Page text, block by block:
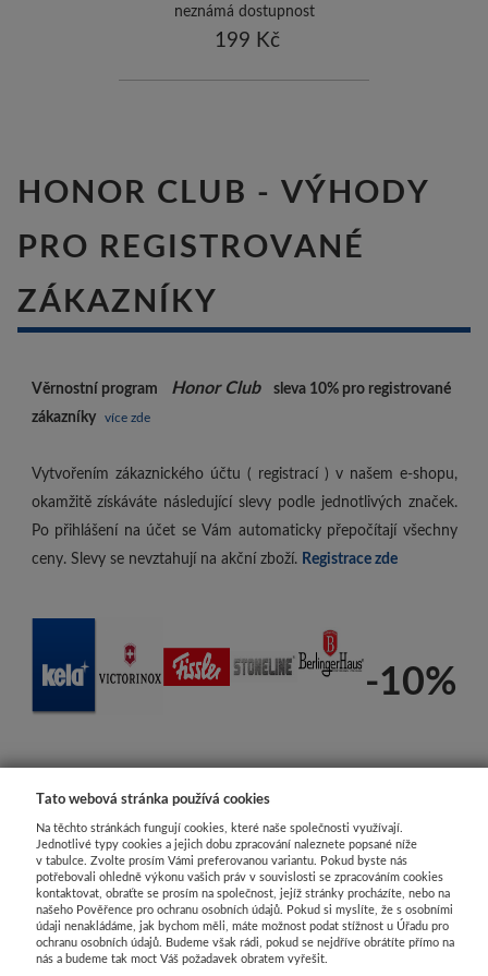
neznámá dostupnost
199 Kč
HONOR CLUB - VÝHODY
PRO REGISTROVANÉ
ZÁKAZNÍKY
Věrnostní program Honor Club sleva 10% pro registrované
zákazníky více zde
Vytvořením zákaznického účtu ( registrací ) v našem e-shopu,
okamžitě získáváte následující slevy podle jednotlivých značek.
Po přihlášení na účet se Vám automaticky přepočítají všechny
ceny. Slevy se nevztahují na akční zboží. Registrace zde
-10%
Tato webová stránka používá cookies
Na těchto stránkách fungují cookies, které naše společnosti využívají.
Jednotlivé typy cookies a jejich dobu zpracování naleznete popsané níže
v tabulce. Zvolte prosím Vámi preferovanou variantu. Pokud byste nás
potřebovali ohledně výkonu vašich práv v souvislosti se zpracováním cookies
kontaktovat, obraťte se prosím na společnost, jejíž stránky procházíte, nebo na
našeho Pověřence pro ochranu osobních údajů. Pokud si myslíte, že s osobními
údaji nenakládáme, jak bychom měli, máte možnost podat stížnost u Úřadu pro
ochranu osobních údajů. Budeme však rádi, pokud se nejdříve obrátíte přímo na
nás a budeme tak moct Váš požadavek obratem vyřešit.